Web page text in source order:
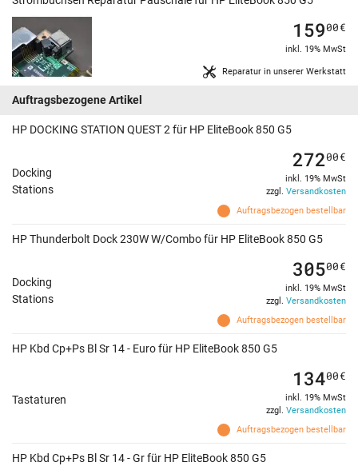
Reparatur in unserer Werkstatt
15900€
inkl. 19% MwSt
Auftragsbezogene Artikel
HP DOCKING STATION QUEST 2 für HP EliteBook 850 G5
Docking
Stations
Auftragsbezogen bestellbar
27200€
inkl. 19% MwSt
zzgl. Versandkosten
HP Thunderbolt Dock 230W W/Combo für HP EliteBook 850 G5
Docking
Stations
Auftragsbezogen bestellbar
30500€
inkl. 19% MwSt
zzgl. Versandkosten
HP Kbd Cp+Ps Bl Sr 14 - Euro für HP EliteBook 850 G5
Tastaturen
Auftragsbezogen bestellbar
13400€
inkl. 19% MwSt
zzgl. Versandkosten
HP Kbd Cp+Ps Bl Sr 14 - Gr für HP EliteBook 850 G5